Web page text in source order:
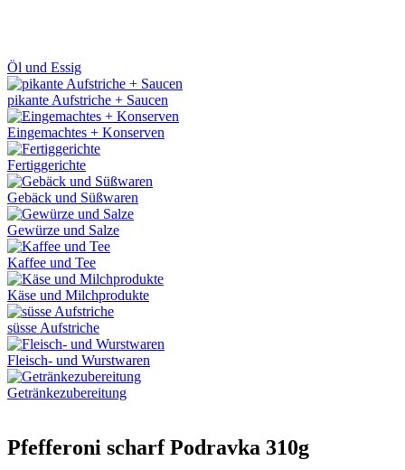
Öl und Essig
pikante Aufstriche + Saucen
Eingemachtes + Konserven
Fertiggerichte
Gebäck und Süßwaren
Gewürze und Salze
Kaffee und Tee
Käse und Milchprodukte
süsse Aufstriche
Fleisch- und Wurstwaren
Getränkezubereitung
Pfefferoni scharf Podravka 310g